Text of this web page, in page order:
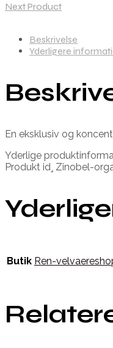
Next Product
Beskrivelse
Yderligere
En eksklusiv og
Yderlige
Produkt id¸ Zinobel-
Butik Ren-